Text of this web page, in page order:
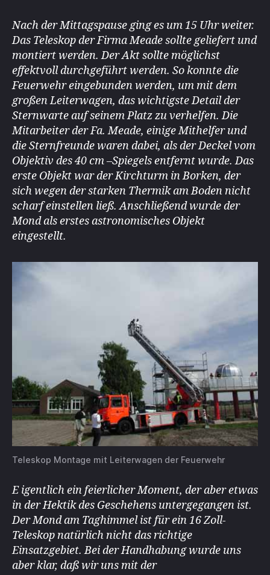
Nach der Mittagspause ging es um 15 Uhr weiter.
Das Teleskop der Firma Meade sollte geliefert und
montiert werden. Der Akt sollte möglichst
effektvoll durchgeführt werden. So konnte die
Feuerwehr eingebunden werden, um mit dem
großen Leiterwagen, das wichtigste Detail der
Sternwarte auf seinem Platz zu verhelfen. Die
Mitarbeiter der Fa. Meade, einige Mithelfer und
die Sternfreunde waren dabei, als der Deckel vom
Objektiv des 40 cm –Spiegels entfernt wurde. Das
erste Objekt war der Kirchturm in Borken, der
sich wegen der starken Thermik am Boden nicht
scharf einstellen ließ. Anschließend wurde der
Mond als erstes astronomisches Objekt
eingestellt.
Teleskop Montage mit Leiterwagen der Feuerwehr
E igentlich ein feierlicher Moment, der aber etwas
in der Hektik des Geschehens untergegangen ist.
Der Mond am Taghimmel ist für ein 16 Zoll-
Teleskop natürlich nicht das richtige
Einsatzgebiet. Bei der Handhabung wurde uns
aber klar, daß wir uns mit der